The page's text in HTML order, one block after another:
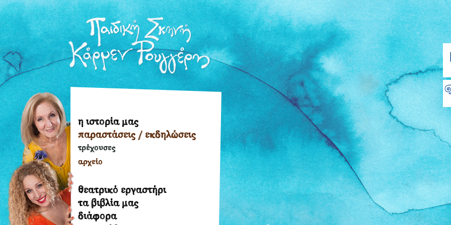
η ιστορία μας
παραστάσεις / εκδηλώσεις
τρέχουσες
αρχείο
θεατρικό εργαστήρι
τα βιβλία μας
διάφορα
η
ιστορία
μας
παραστάσεις
/
εκδηλώσεις
τρέχουσες
αρχείο